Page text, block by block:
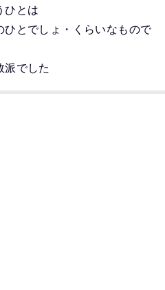
ひとは
ひとでしょ・くらいなもので
派でした